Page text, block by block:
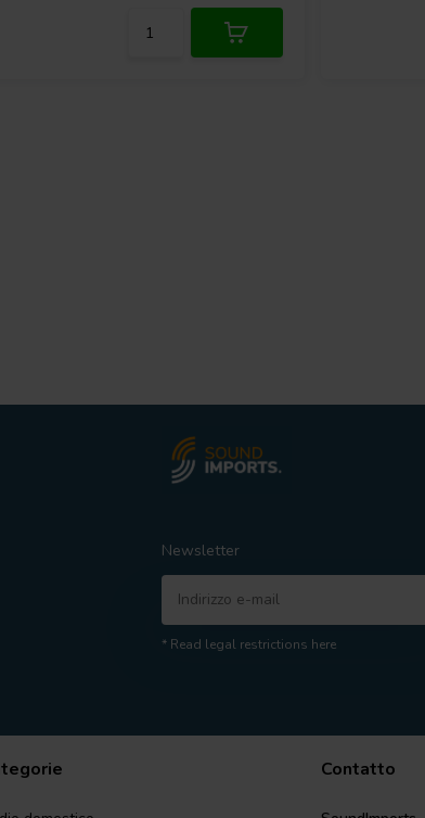
Newsletter
* Read legal restrictions here
Contatto